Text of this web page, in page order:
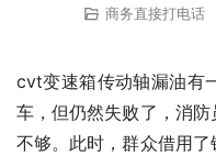
商务直接打电话
cvt变速箱传动轴漏油有
车，但仍然失败了，消
不够。此时，群众借用了